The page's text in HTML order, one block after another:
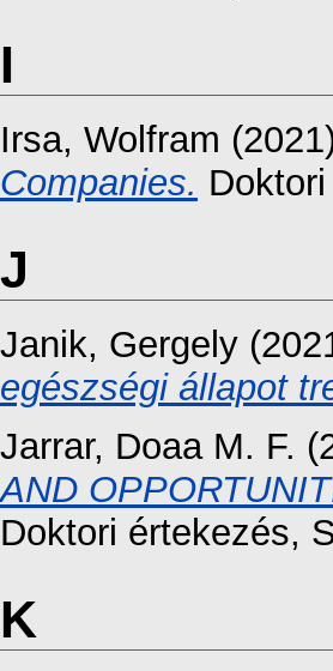
I
Irsa, Wolfram
Companies.
J
Janik, Gergely
egészségi állapot
Jarrar, Doaa M. F.
AND
Doktori értekezés,
K